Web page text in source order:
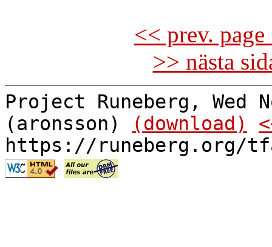
<< prev.
>> nästa
Project Runeberg, Wed
(aronsson)
(download)
https://runeberg.org/